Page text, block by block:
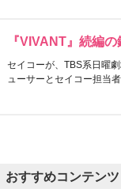
『VIVANT』続編
セイコーが、TBS系日曜
ューサーとセイコー担当
おすすめコンテンツ